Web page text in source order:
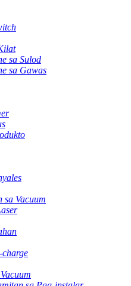
sa Sulod
sa Gawas
sa Vacuum
charge